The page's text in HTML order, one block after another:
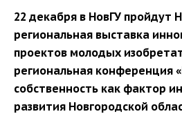
22 декабря в НовГУ пройдут
региональная выставка
проектов молодых
региональная конференция
собственность как фактор
развития Новгородской